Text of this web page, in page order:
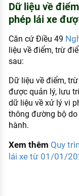
Dữ liệu về
phép lái xe
Căn cứ Điều 49
liệu về điểm, trừ
sau:
Dữ liệu về điểm,
được quản lý, lưu
dữ liệu về xử lý vi
thông đường bộ do
hành.
Xem thêm Quy
lái xe từ 01/01/